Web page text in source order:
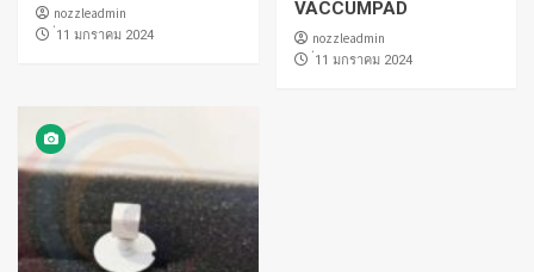
nozzleadmin
่11 มกราคม 2024
VACCUMPAD
nozzleadmin
่11 มกราคม 2024